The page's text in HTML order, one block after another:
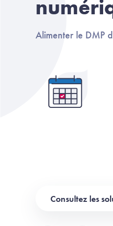
Alimenter le DMP
Consultez les